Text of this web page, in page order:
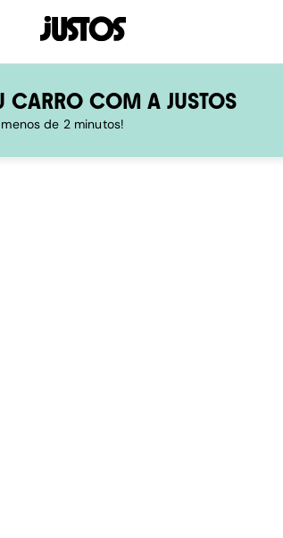
CARRO COM A JUSTOS
de 2 minutos!